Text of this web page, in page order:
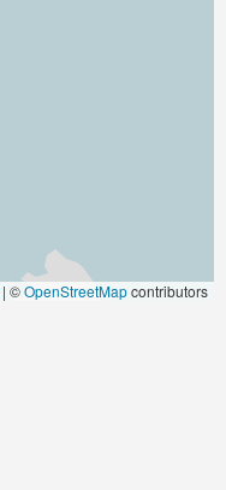
| ©OpenStreetMapcontributors